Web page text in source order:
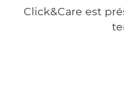
Click&Care est